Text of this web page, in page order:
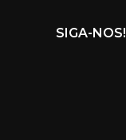
SIGA-NOS!